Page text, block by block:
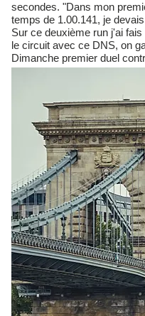
secondes. "Dans mon
temps de 1.00.141, je
Sur ce deuxième run j'ai
le circuit avec ce DNS, on
Dimanche premier duel